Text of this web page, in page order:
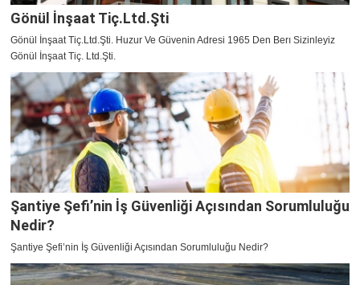
Gönül İnşaat Tiç.Ltd.Şti
Gönül İnşaat Tiç.Ltd.Şti. Huzur Ve Güvenin Adresi 1965 Den Berı Sizinleyiz
Gönül İnşaat Tiç. Ltd.Şti.
Şantiye Şefi’nin İş Güvenliği Açısından Sorumluluğu
Nedir?
Şantiye Şefi’nin İş Güvenliği Açısından Sorumluluğu Nedir?